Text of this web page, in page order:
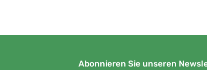
Abonnieren Sie unseren